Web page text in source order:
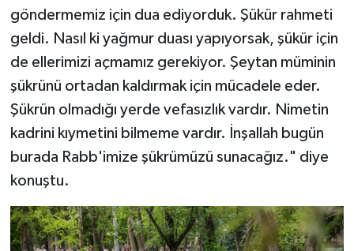
göndermemiz için dua ediyorduk. Şükür rahmeti
geldi. Nasıl ki yağmur duası yapıyorsak, şükür için
de ellerimizi açmamız gerekiyor. Şeytan müminin
şükrünü ortadan kaldırmak için mücadele eder.
Şükrün olmadığı yerde vefasızlık vardır. Nimetin
kadrini kıymetini bilmeme vardır. İnşallah bugün
burada Rabb'imize şükrümüzü sunacağız." diye
konuştu.
Çorum Müftülüğü
Denizli Müftülüğü
Diyarbakır Müftülüğü
Düzce Müftülüğü
Edirne Müftülüğü
Elazığ Müftülüğü
Biyografiler
Diyanet TV
İhtida Haberleri
YAŞAM